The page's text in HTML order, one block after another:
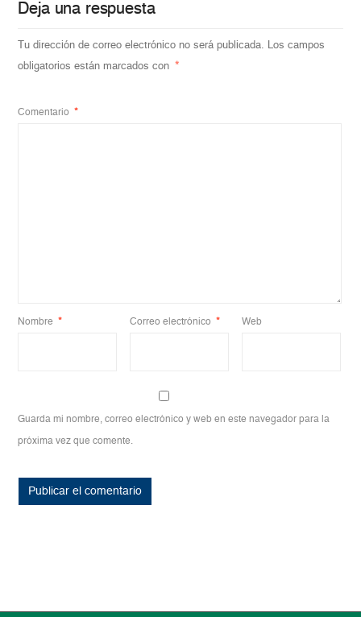
Deja una respuesta
Tu dirección de correo electrónico no será publicada. Los campos
obligatorios están marcados con *
Comentario *
Nombre * Correo electrónico * Web
Guarda mi nombre, correo electrónico y web en este navegador para la
próxima vez que comente.